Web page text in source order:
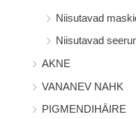
Niisutavad
Niisutavad
AKNE
VANANEV NAHK
PIGMENDIHÄIRE